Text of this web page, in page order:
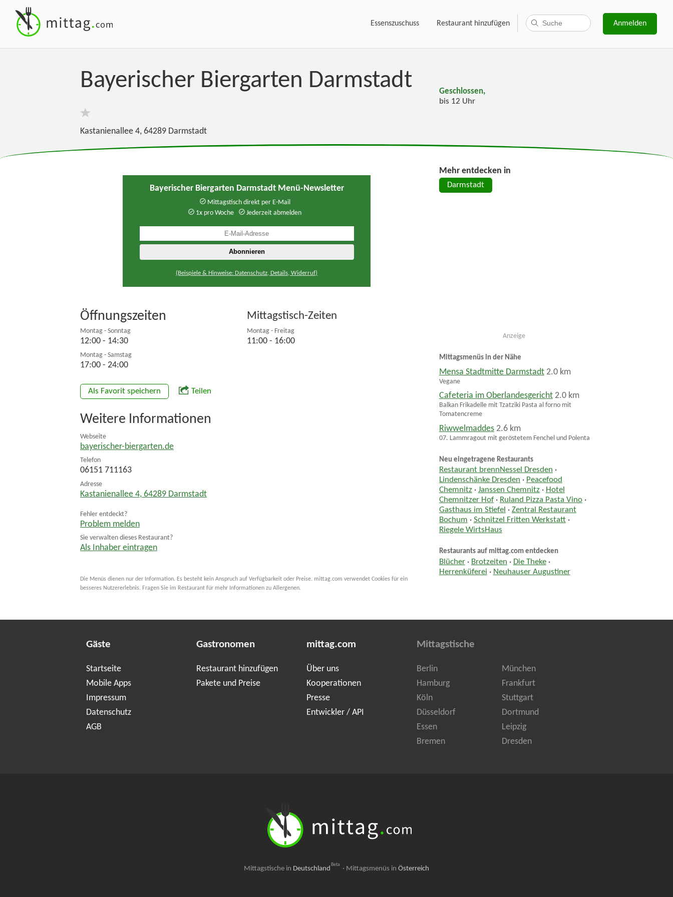
Essenszuschuss Restaurant hinzufügen Anmelden
Bayerischer Biergarten Darmstadt
Kastanienallee 4, 64289 Darmstadt
Geschlossen,
bis 12 Uhr
Bayerischer Biergarten Darmstadt Menü-Newsletter
Mittagstisch direkt per E-Mail
1x pro Woche
Jederzeit abmelden
(Beispiele & Hinweise: Datenschutz, Details, Widerruf)
Öffnungszeiten
Montag - Sonntag
12:00 - 14:30
Montag - Samstag
17:00 - 24:00
Mittagstisch-Zeiten
Montag - Freitag
11:00 - 16:00
Als Favorit speichern Teilen
Weitere Informationen
Webseite
bayerischer-biergarten.de
Telefon
06151 711163
Adresse
Kastanienallee 4, 64289 Darmstadt
Fehler entdeckt?
Problem melden
Sie verwalten dieses Restaurant?
Als Inhaber eintragen
Die Menüs dienen nur der Information. Es besteht kein Anspruch auf Verfügbarkeit oder Preise. mittag.com verwendet Cookies für ein
besseres Nutzererlebnis. Fragen Sie im Restaurant für mehr Informationen zu Allergenen.
Mehr entdecken in
Darmstadt
Anzeige
Mittagsmenüs in der Nähe
Mensa Stadtmitte Darmstadt 2.0 km
Vegane
Cafeteria im Oberlandesgericht 2.0 km
Balkan Frikadelle mit Tzatziki Pasta al forno mit
Tomatencreme
Riwwelmaddes 2.6 km
07. Lammragout mit geröstetem Fenchel und Polenta
Neu eingetragene Restaurants
Restaurant brennNessel Dresden ·
Lindenschänke Dresden · Peacefood
Chemnitz· Janssen Chemnitz· Hotel
Chemnitzer Hof· Ruland Pizza Pasta Vino·
Gasthaus im Stiefel · Zentral Restaurant
Bochum · Schnitzel Fritten Werkstatt·
Riegele WirtsHaus
Restaurants auf mittag.com entdecken
Blücher· Brotzeiten · Die Theke·
Herrenküferei · Neuhauser Augustiner
Gäste
Startseite
Mobile Apps
Impressum
Datenschutz
AGB
Gastronomen
Restaurant hinzufügen
Pakete und Preise
mittag.com
Über uns
Kooperationen
Presse
Entwickler / API
Mittagstische
Berlin
München
Hamburg
Frankfurt
Köln
Stuttgart
Düsseldorf
Dortmund
Essen
Leipzig
Bremen
Dresden
Mittagstische in Deutschland Beta · Mittagsmenüs in Österreich